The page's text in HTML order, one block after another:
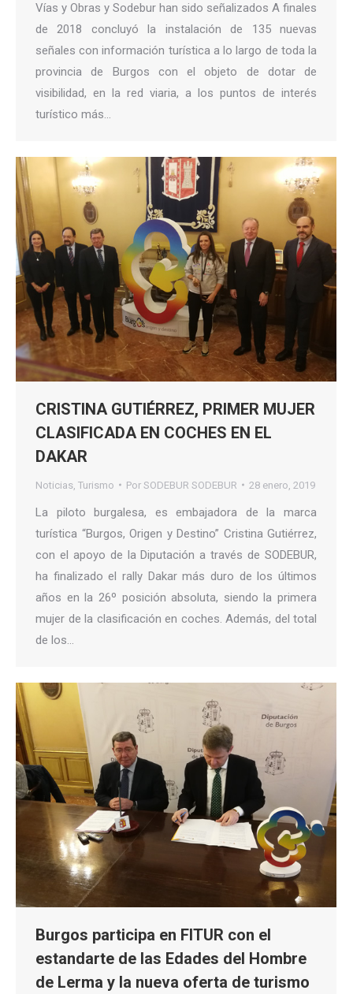
Vías y Obras y Sodebur han sido señalizados A finales
de 2018 concluyó la instalación de 135 nuevas
señales con información turística a lo largo de toda la
provincia de Burgos con el objeto de dotar de
visibilidad, en la red viaria, a los puntos de interés
turístico más…
CRISTINA GUTIÉRREZ, PRIMER MUJER
CLASIFICADA EN COCHES EN EL
DAKAR
Noticias Turismo Por SODEBUR SODEBUR 28 enero, 2019
La piloto burgalesa, es embajadora de la marca
turística “Burgos, Origen y Destino” Cristina Gutiérrez,
con el apoyo de la Diputación a través de SODEBUR,
ha finalizado el rally Dakar más duro de los últimos
años en la 26º posición absoluta, siendo la primera
mujer de la clasificación en coches. Además, del total
de los…
Burgos participa en FITUR con el
estandarte de las Edades del Hombre
de Lerma y la nueva oferta de turismo